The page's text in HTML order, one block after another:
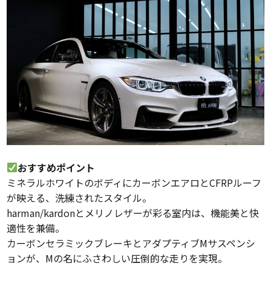
おすすめポイント
ミネラルホワイトのボディにカーボンエアロとCFRPルーフ
が映える、洗練されたスタイル。
harman/kardonとメリノレザーが彩る室内は、機能美と快
適性を兼備。
カーボンセラミックブレーキとアダプティブMサスペンシ
ョンが、Mの名にふさわしい圧倒的な走りを実現。